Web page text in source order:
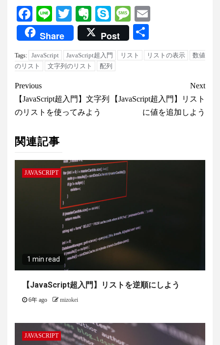
Facebook
LineTwitter
Evernote
SkypeMessage
Share Post
有
Tags: JavaScript JavaScript超入門 リスト リストの表示
数値
のリスト
文字列のリスト 配列
Continue
Reading
Previous
【JavaScript超入門】文字列
のリストを使ってみよう
Next
【JavaScript超入門】リスト
に値を追加しよう
関連記事
JAVASCRIPT
1 min read
【JavaScript超入門】リストを逆順にしよう
6年 ago mizokei
JAVASCRIPT